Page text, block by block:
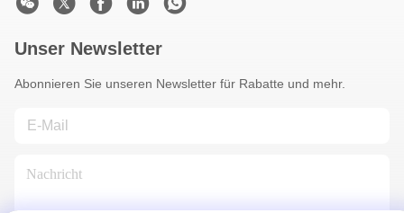
Unser Newsletter
Abonnieren Sie unseren Newsletter für Rabatte und mehr.